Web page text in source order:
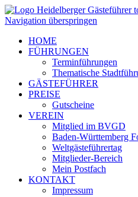
Navigation überspringen
HOME
FÜHRUNGEN
Terminführungen
Thematische
GÄSTEFÜHRER
PREISE
Gutscheine
VEREIN
Mitglied im BVGD
Baden-Württemberg
Weltgästeführertag
Mitglieder-Bereich
Mein Postfach
KONTAKT
Impressum